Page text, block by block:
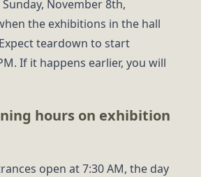
November 8th,
the exhibitions in the hall
teardown to start
If it happens earlier, you will
hours on exhibition
open at 7:30 AM, the day